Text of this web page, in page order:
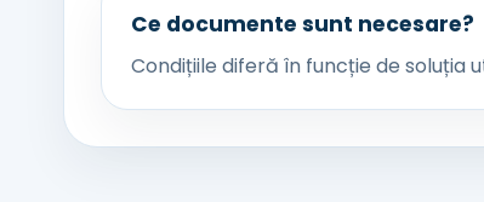
Ce documente sunt necesare?
Condițiile diferă în funcție de soluția